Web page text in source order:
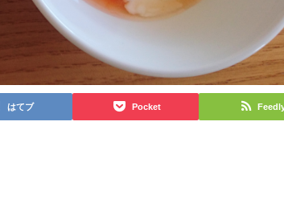
はてブ Pocket